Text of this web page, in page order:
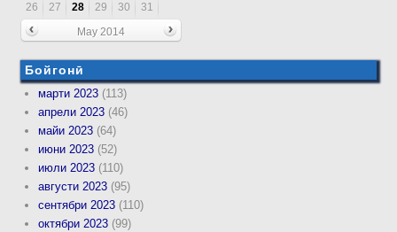
26
27 28 29 30
31
May 2014
Бойгонӣ
марти 2023 (113)
апрели 2023 (46)
майи 2023 (64)
июни 2023 (52)
июли 2023 (110)
августи 2023 (95)
сентябри 2023 (110)
октябри 2023 (99)